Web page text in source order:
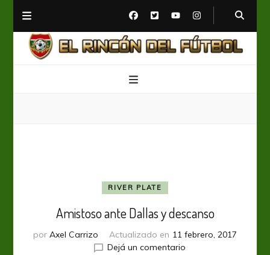
RIVER PLATE
Amistoso ante Dallas y descanso
por Axel Carrizo Actualizado en 11 febrero, 2017
Dejá un comentarioen